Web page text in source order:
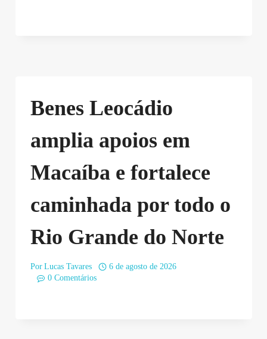
Benes Leocádio
amplia apoios em
Macaíba e fortalece
caminhada por todo o
Rio Grande do Norte
Por Lucas Tavares
6 de agosto de 2026
0 Comentários